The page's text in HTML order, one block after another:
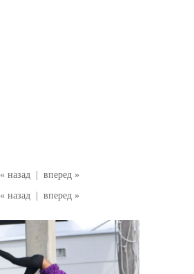
« назад
вперед »
« назад
вперед »